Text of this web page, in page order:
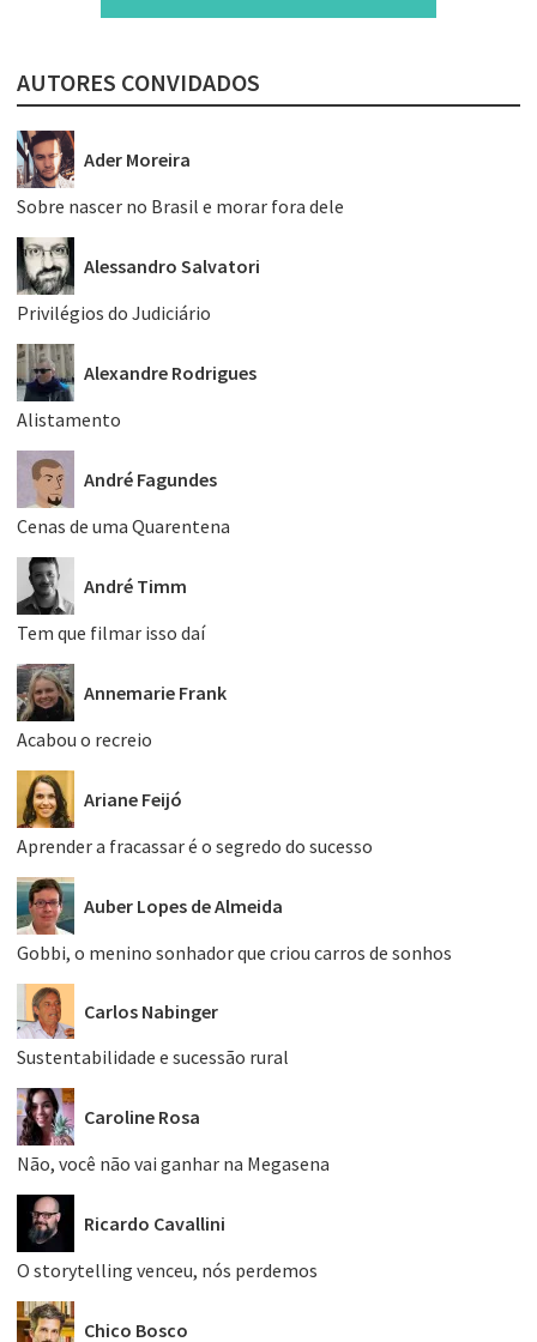
AUTORES CONVIDADOS
Ader Moreira
Sobre nascer no Brasil e morar fora dele
Alessandro Salvatori
Privilégios do Judiciário
Alexandre Rodrigues
Alistamento
André Fagundes
Cenas de uma Quarentena
André Timm
Tem que filmar isso daí
Annemarie Frank
Acabou o recreio
Ariane Feijó
Aprender a fracassar é o segredo do sucesso
Auber Lopes de Almeida
Gobbi, o menino sonhador que criou carros de sonhos
Carlos Nabinger
Sustentabilidade e sucessão rural
Caroline Rosa
Não, você não vai ganhar na Megasena
Ricardo Cavallini
O storytelling venceu, nós perdemos
Chico Bosco